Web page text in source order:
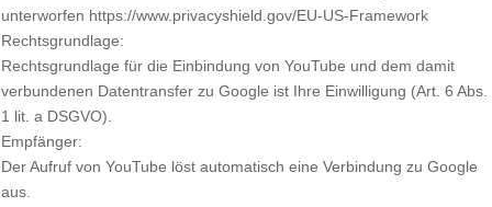
unterworfen https://www.privacyshield.gov/EU-US-Framework
Rechtsgrundlage:
Rechtsgrundlage für die Einbindung von YouTube und dem damit
verbundenen Datentransfer zu Google ist Ihre Einwilligung (Art. 6 Abs.
1 lit. a DSGVO).
Empfänger:
Der Aufruf von YouTube löst automatisch eine Verbindung zu Google
aus.